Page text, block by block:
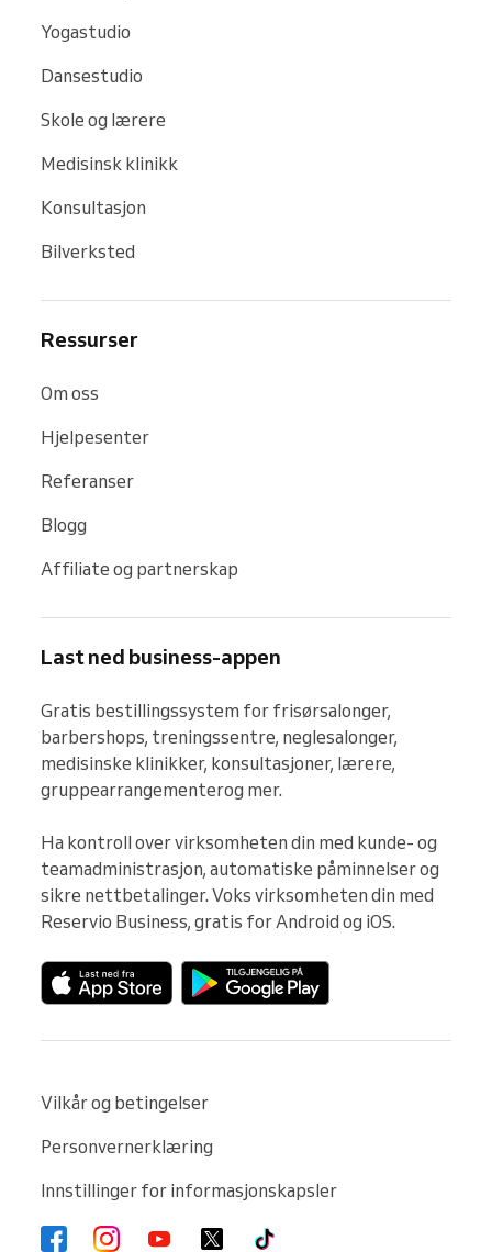
Yogastudio
Dansestudio
Skole og lærere
Medisinsk klinikk
Konsultasjon
Bilverksted
Ressurser
Om oss
Hjelpesenter
Referanser
Blogg
Affiliate og partnerskap
Last ned business-appen
Gratis bestillingssystem for frisørsalonger,
barbershops, treningssentre, neglesalonger,
medisinske klinikker, konsultasjoner, lærere,
gruppearrangementerog mer.
Ha kontroll over virksomheten din med kunde- og
teamadministrasjon, automatiske påminnelser og
sikre nettbetalinger. Voks virksomheten din med
Reservio Business, gratis for Android og iOS.
Vilkår og betingelser
Personvernerklæring
Innstillinger for informasjonskapsler